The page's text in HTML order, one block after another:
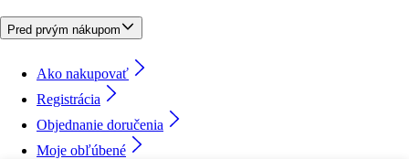
Pred prvým nákupom
Ako nakupovať
Registrácia
Objednanie doručenia
Moje obľúbené